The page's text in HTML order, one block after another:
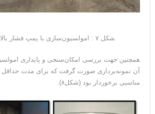
شکل ۷ : امولسیون‌سازی با پمپ فشار بالا در واقعیت
همچنین جهت بررسی امکان‌سنجی و پایداری
مناسبی برخوردار بود (شکل۸).